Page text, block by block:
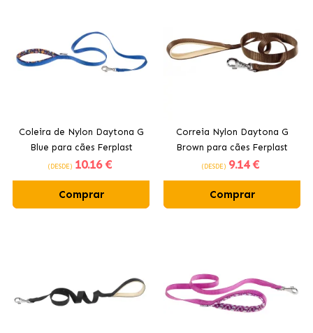
Coleira de Nylon Daytona G
Blue para cães Ferplast
(DESDE) 10.16 €
Comprar
Correia Nylon Daytona G
Brown para cães Ferplast
(DESDE) 9.14 €
Comprar